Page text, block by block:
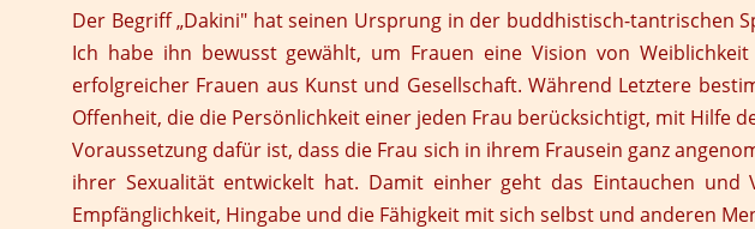
Der Begriff „Dakini" hat seinen Ursprung in der buddhistisch-tantrischen
Ich habe ihn bewusst gewählt, um Frauen eine Vision von
erfolgreicher Frauen aus Kunst und Gesellschaft. Während Letztere
Offenheit, die die Persönlichkeit einer jeden Frau berücksichtigt, mit Hilfe
Voraussetzung dafür ist, dass die Frau sich in ihrem Frausein ganz
ihrer Sexualität entwickelt hat. Damit einher geht das Eintauchen
Empfänglichkeit, Hingabe und die Fähigkeit mit sich selbst und anderen